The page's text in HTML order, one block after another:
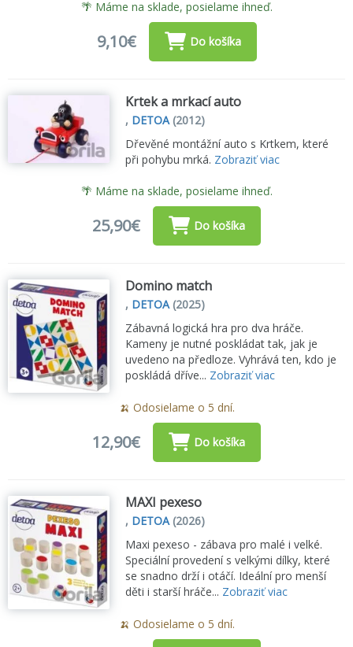
🌴 Máme na sklade, posielame ihneď.
9,10€ Do košíka
Krtek a mrkací auto
, DETOA(2012)
Dřevěné montážní auto s Krtkem, které
při pohybu mrká. Zobraziť viac
🌴 Máme na sklade, posielame ihneď.
25,90€ Do košíka
Domino match
, DETOA(2025)
Zábavná logická hra pro dva hráče.
Kameny je nutné poskládat tak, jak je
uvedeno na předloze. Vyhrává ten, kdo je
poskládá dříve... Zobraziť viac
🍌 Odosielame o 5 dní.
12,90€ Do košíka
MAXI pexeso
, DETOA(2026)
Maxi pexeso - zábava pro malé i velké.
Speciální provedení s velkými dílky, které
se snadno drží i otáčí. Ideální pro menší
děti i starší hráče... Zobraziť viac
🍌 Odosielame o 5 dní.